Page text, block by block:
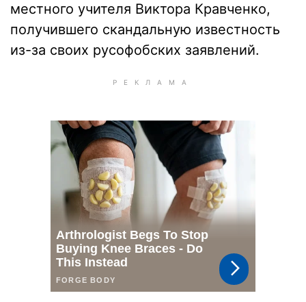
местного учителя Виктора Кравченко,
получившего скандальную известность
из-за своих русофобских заявлений.